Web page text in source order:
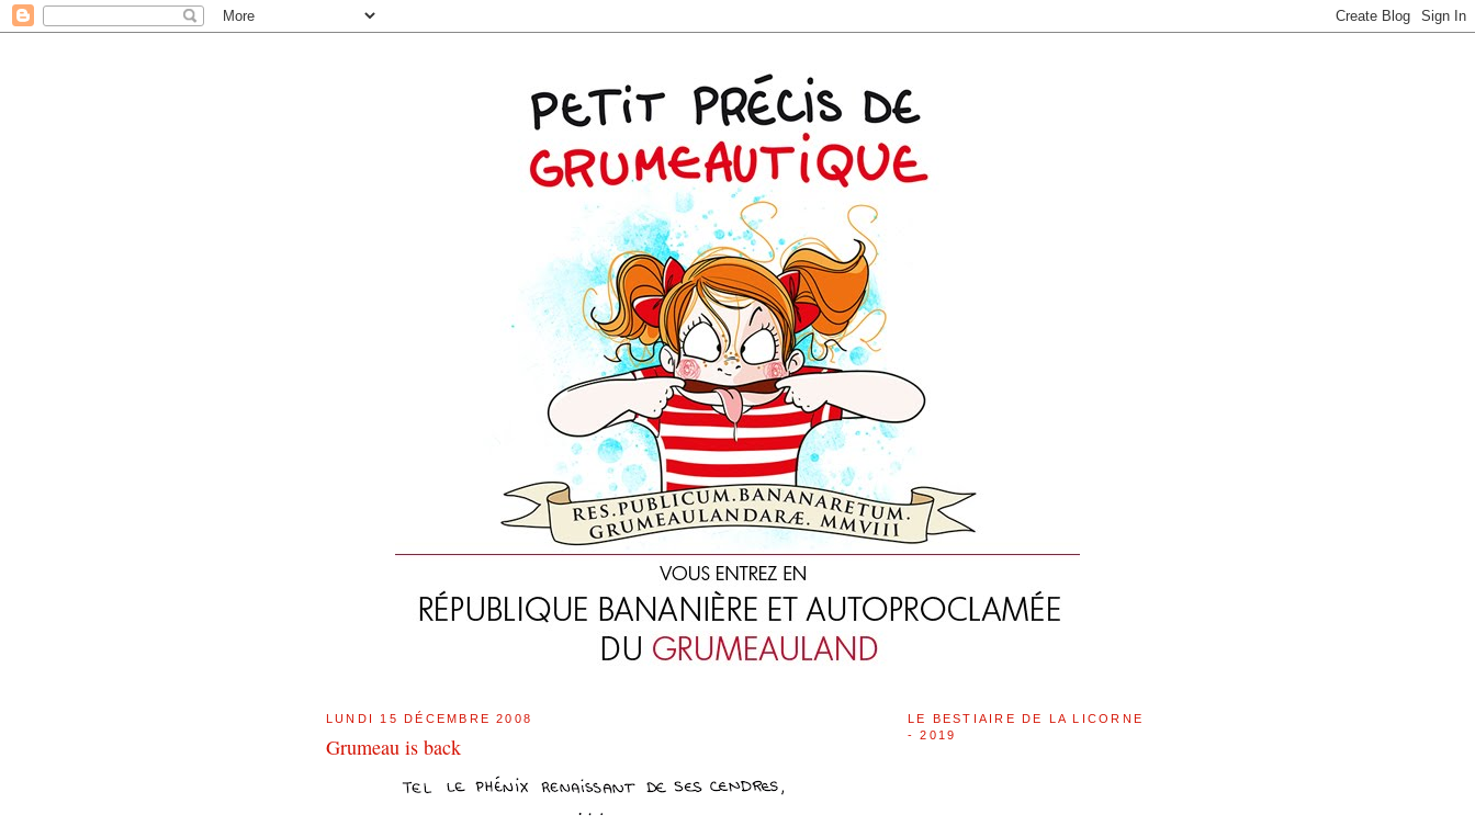
LUNDI 15 DÉCEMBRE 2008
Grumeau is back
LE BESTIAIRE DE LA LICORNE
- 2019